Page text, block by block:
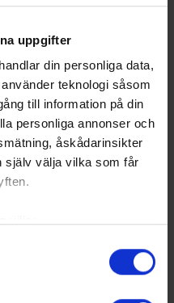
uppgifter
din personliga data,
teknologi såsom
till information på din
personliga annonser och
åskådarinsikter
själv välja vilka som får
till flera meter
Arena
- SK
Lulebohallen
SK PART Arena
officiella app
och lägga upp
favoritlag kan du